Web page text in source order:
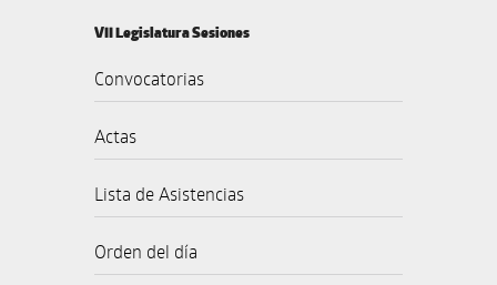
VII Legislatura Sesiones
Convocatorias
Actas
Lista de Asistencias
Orden del día